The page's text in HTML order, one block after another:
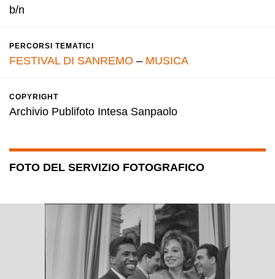
b/n
PERCORSI TEMATICI
FESTIVAL DI SANREMO – MUSICA
COPYRIGHT
Archivio Publifoto Intesa Sanpaolo
FOTO DEL SERVIZIO FOTOGRAFICO